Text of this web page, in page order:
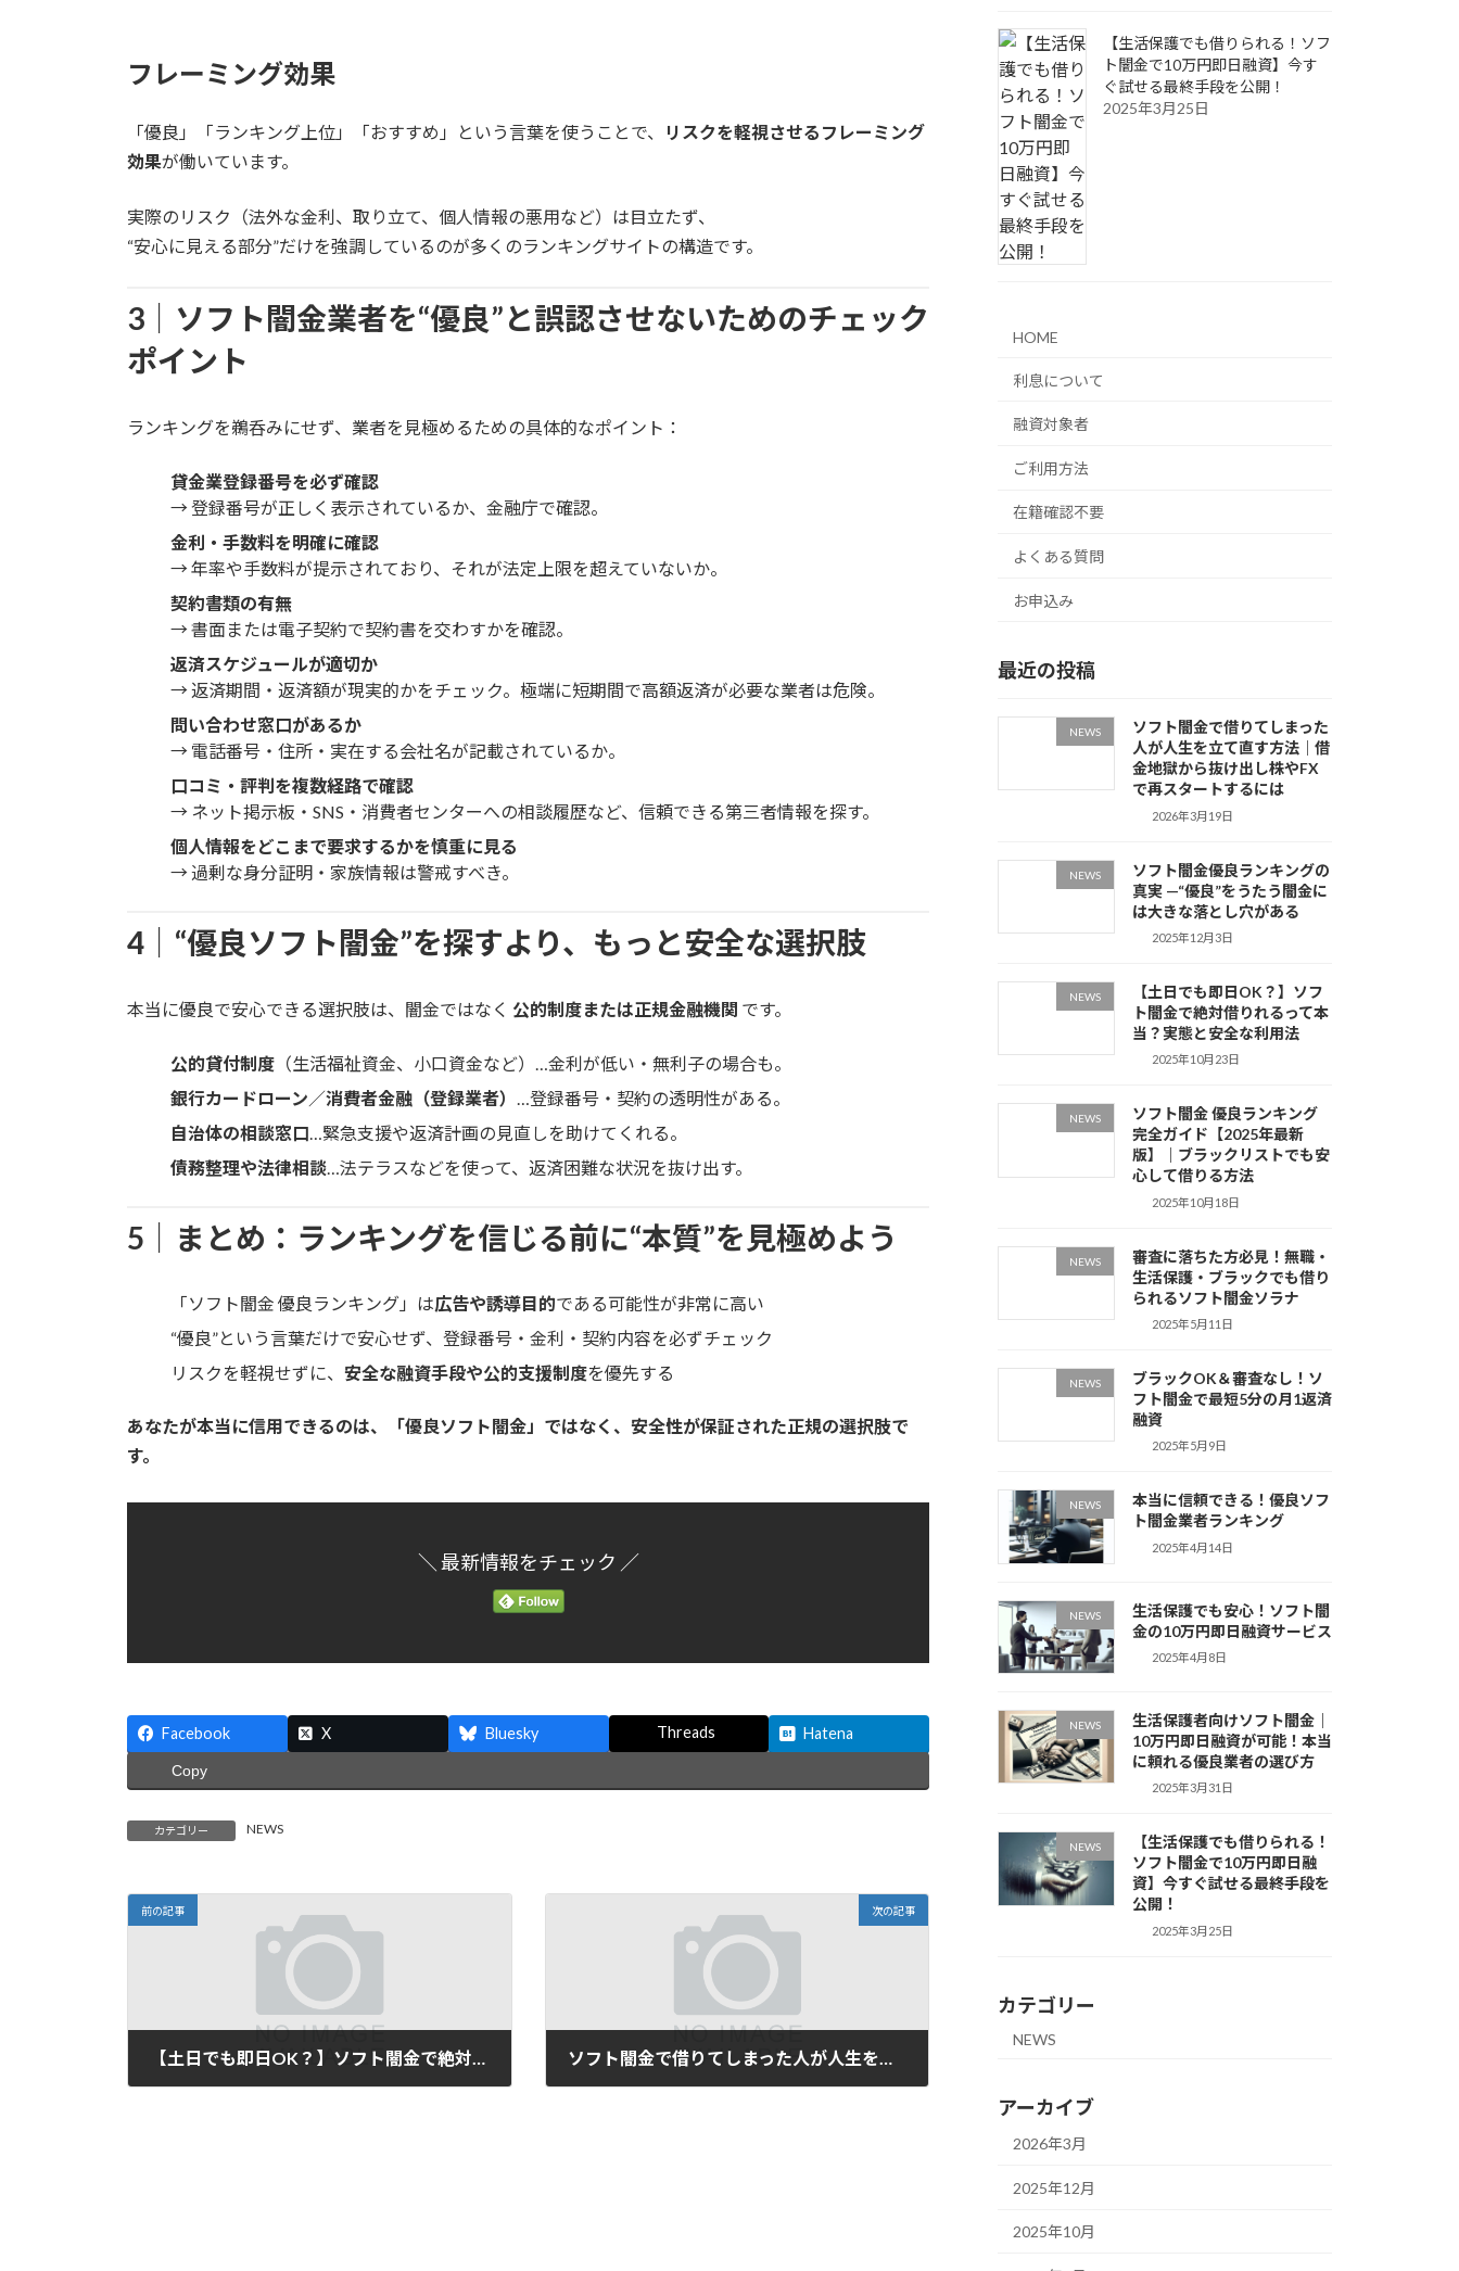
フレーミング効果
「優良」「ランキング上位」「おすすめ」という言葉を使うことで、
リスクを軽視させるフレーミング
効果が働いています。
実際のリスク（法外な金利、取り立て、個人情報の悪用など）は目立たず、
“安心に見える部分”だけを強調しているのが多くのランキングサイトの構造です。
3｜ソフト闇金業者を“優良”と誤認させないためのチェック
ポイント
ランキングを鵜呑みにせず、業者を見極めるための具体的なポイント：
貸金業登録番号を必ず確認
→ 登録番号が正しく表示されているか、金融庁で確認。
金利・手数料を明確に確認
→ 年率や手数料が提示されており、それが法定上限を超えていないか。
契約書類の有無
→ 書面または電子契約で契約書を交わすかを確認。
返済スケジュールが適切か
→ 返済期間・返済額が現実的かをチェック。極端に短期間で高額返済が必要な業者は危険。
問い合わせ窓口があるか
→ 電話番号・住所・実在する会社名が記載されているか。
口コミ・評判を複数経路で確認
→ ネット掲示板・SNS・消費者センターへの相談履歴など、信頼できる第三者情報を探す。
個人情報をどこまで要求するかを慎重に見る
→ 過剰な身分証明・家族情報は警戒すべき。
4｜“優良ソフト闇金”を探すより、もっと安全な選択肢
本当に優良で安心できる選択肢は、闇金ではなく 公的制度または正規金融機関 です。
公的貸付制度 （生活福祉資金、小口資金など）…金利が低い・無利子の場合も。
銀行カードローン ／消費者金融（登録業者）
…登録番号・契約の透明性がある。
自治体の相談窓口 …緊急支援や返済計画の見直しを助けてくれる。
債務整理や法律相談 …法テラスなどを使って、返済困難な状況を抜け出す。
5｜まとめ：ランキングを信じる前に“本質”を見極めよう
「ソフト闇金 優良ランキング」は広告や誘導目的である可能性が非常に高い
“優良”という言葉だけで安心せず、登録番号・金利・契約内容を必ずチェック
リスクを軽視せずに、 安全な融資手段や公的支援制度を優先する
あなたが本当に信用できるのは、「優良ソフト闇金」ではなく、安全性が保証された正規の選択肢で
す。
＼ 最新情報をチェック ／
Facebook X Bluesky Threads Hatena
Copy
カテゴリー NEWS
前の記事 次の記事
【生活保護でも借りられる！ソフ
ト闇金で10万円即日融資】今す
ぐ試せる最終手段を公開！
2025年3月25日
HOME
利息について
融資対象者
ご利用方法
在籍確認不要
よくある質問
お申込み
最近の投稿
NEWS
ソフト闇金で借りてしまった
人が人生を立て直す方法｜借
金地獄から抜け出し株やFX
で再スタートするには
2026年3月19日
NEWS
ソフト闇金優良ランキングの
真実 —“優良”をうたう闇金に
は大きな落とし穴がある
2025年12月3日
NEWS
【土日でも即日OK？】ソフ
ト闇金で絶対借りれるって本
当？実態と安全な利用法
2025年10月23日
NEWS
ソフト闇金 優良ランキング
完全ガイド【2025年最新
版】｜ブラックリストでも安
心して借りる方法
2025年10月18日
NEWS
審査に落ちた方必見！無職・
生活保護・ブラックでも借り
られるソフト闇金ソラナ
2025年5月11日
NEWS
ブラックOK＆審査なし！ソ
フト闇金で最短5分の月1返済
融資
2025年5月9日
NEWS
本当に信頼できる！優良ソフ
ト闇金業者ランキング
2025年4月14日
NEWS
生活保護でも安心！ソフト闇
金の10万円即日融資サービス
2025年4月8日
NEWS
生活保護者向けソフト闇金｜
10万円即日融資が可能！本当
に頼れる優良業者の選び方
2025年3月31日
NEWS
【生活保護でも借りられる！
ソフト闇金で10万円即日融
資】今すぐ試せる最終手段を
公開！
2025年3月25日
カテゴリー
NEWS
アーカイブ
2026年3月
2025年12月
2025年10月